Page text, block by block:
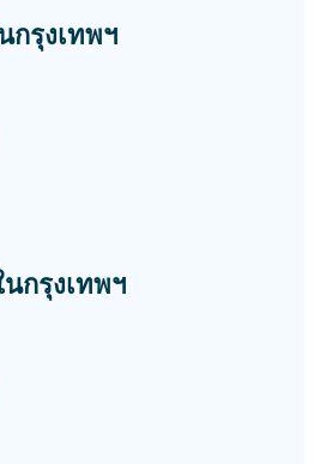
กรุงเทพฯ
กรุงเทพฯ